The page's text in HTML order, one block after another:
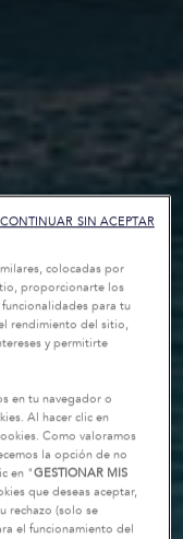
colocadas por
proporcionarte los
para tu
rendimiento del sitio,
y permitirte
en tu navegador o
Al hacer clic en
Como valoramos
la opción de no
en "GESTIONAR MIS
que deseas aceptar,
rechazo (solo se
el funcionamiento del
CONTINUAR SIN ACEPTAR